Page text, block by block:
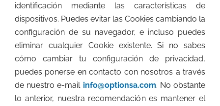
identificación mediante las características de
dispositivos. Puedes evitar las Cookies cambiando la
configuración de su navegador, e incluso puedes
eliminar cualquier Cookie existente. Si no sabes
cómo cambiar tu configuración de privacidad,
puedes ponerse en contacto con nosotros a través
de nuestro e-mail info@optionsa.com. No obstante
lo anterior, nuestra recomendación es mantener el